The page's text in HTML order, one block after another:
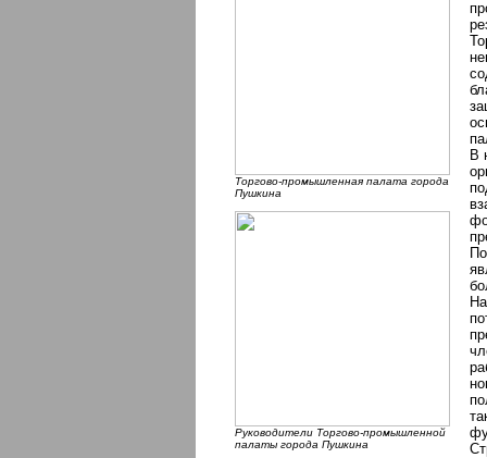
Торгово-промышленная палата города
Пушкина
Руководители Торгово-промышленной
палаты города Пушкина
В